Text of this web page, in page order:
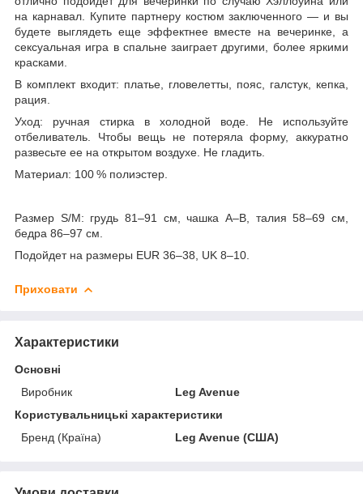
на карнавал. Купите партнеру костюм заключенного — и вы
будете выглядеть еще эффектнее вместе на вечеринке, а
сексуальная игра в спальне заиграет другими, более яркими
красками.
В комплект входит: платье, гловелетты, пояс, галстук, кепка,
рация.
Уход: ручная стирка в холодной воде. Не используйте
отбеливатель. Чтобы вещь не потеряла форму, аккуратно
развесьте ее на открытом воздухе. Не гладить.
Материал: 100 % полиэстер.
Размер S/M: грудь 81–91 см, чашка A–B, талия 58–69 см,
бедра 86–97 см.
Подойдет на размеры EUR 36–38, UK 8–10.
Приховати
Характеристики
Основні
Виробник
Leg Avenue
Користувальницькі характеристики
Бренд (Країна)
Leg Avenue (США)